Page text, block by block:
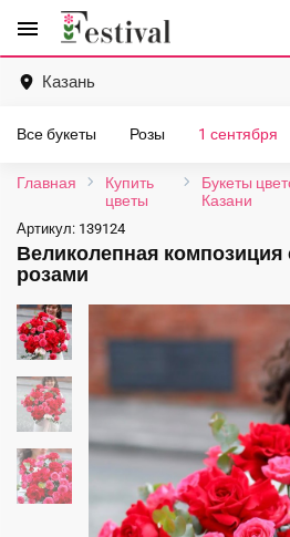
menu
Перейти
содержанию
Казань
Все букеты Розы 1 сентября
Главная
Купить
цветы
Букеты
Казани
Артикул: 139124
Великолепная
розами